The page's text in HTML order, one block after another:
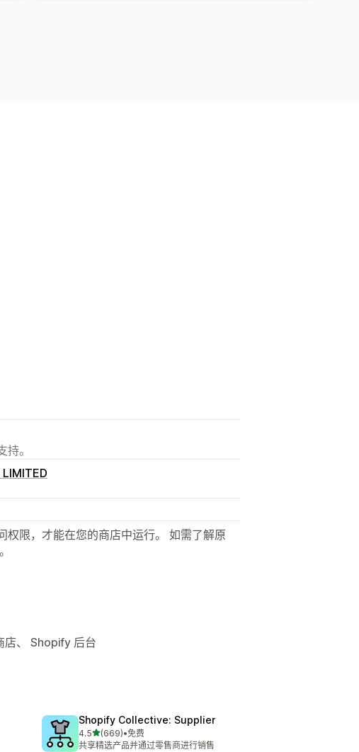
。
权限，才能在您的商店中运行。 如需了解原
。
店、 Shopify 后台
Shopify Collective: Supplier
4.5星（满分 5 星）
(669)
总共 669 条评论
•免费
共享精选产品并通过零售商进行销售